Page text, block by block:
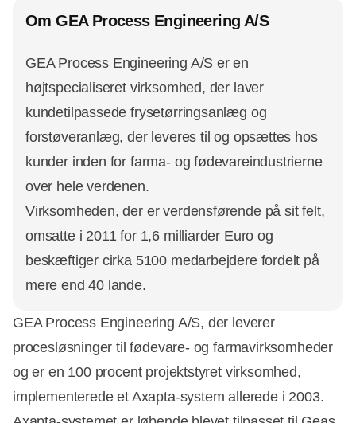
Om GEA Process Engineering A/S
GEA Process Engineering A/S er en
højtspecialiseret virksomhed, der laver
kundetilpassede frysetørringsanlæg og
forstøveranlæg, der leveres til og opsættes hos
kunder inden for farma- og fødevareindustrierne
over hele verdenen.
Virksomheden, der er verdensførende på sit felt,
omsatte i 2011 for 1,6 milliarder Euro og
beskæftiger cirka 5100 medarbejdere fordelt på
mere end 40 lande.
GEA Process Engineering A/S, der leverer
procesløsninger til fødevare- og farmavirksomheder
og er en 100 procent projektstyret virksomhed,
implementerede et Axapta-system allerede i 2003.